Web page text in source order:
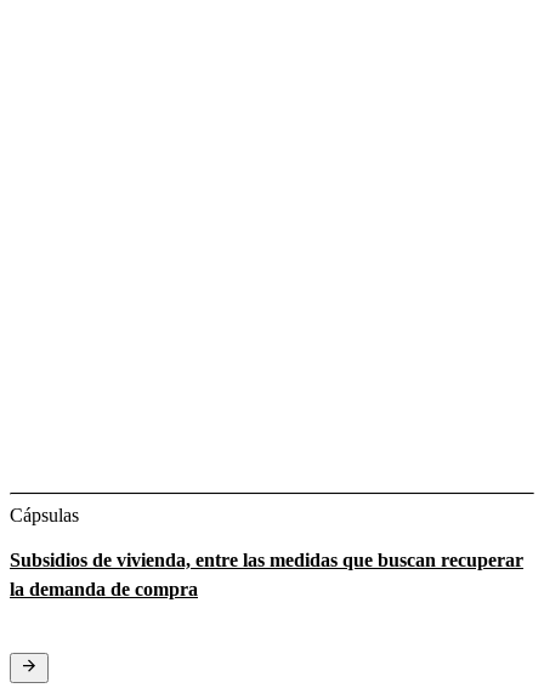
Cápsulas
Subsidios de vivienda, entre las medidas que buscan recuperar
la demanda de compra